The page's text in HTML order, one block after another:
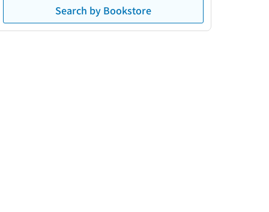
Search by Bookstore